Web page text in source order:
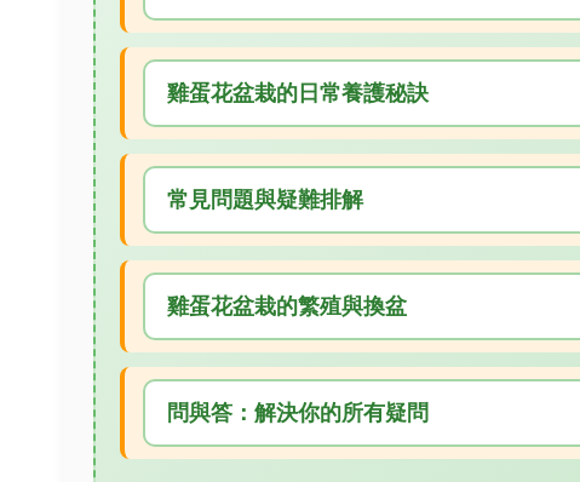
雞蛋花盆栽的日常養護秘訣
常見問題與疑難排解
雞蛋花盆栽的繁殖與換盆
問與答：解決你的所有疑問